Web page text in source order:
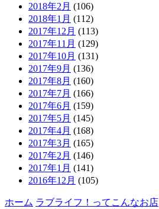
2018年2月 (106)
2018年1月 (112)
2017年12月 (113)
2017年11月 (129)
2017年10月 (131)
2017年9月 (136)
2017年8月 (160)
2017年7月 (166)
2017年6月 (159)
2017年5月 (145)
2017年4月 (168)
2017年3月 (165)
2017年2月 (146)
2017年1月 (141)
2016年12月 (105)
ホーム ラブライフ！ってこんなお店